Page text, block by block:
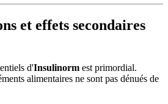
et effets secondaires
d'Insulinorm est primordial.
alimentaires ne sont pas dénués de